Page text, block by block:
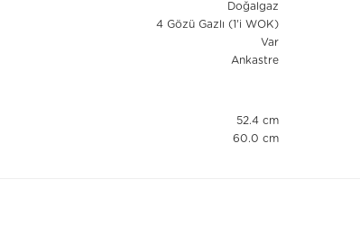
Doğalgaz
4 Gözü Gazlı (1'i WOK)
Var
Ankastre
52.4 cm
60.0 cm